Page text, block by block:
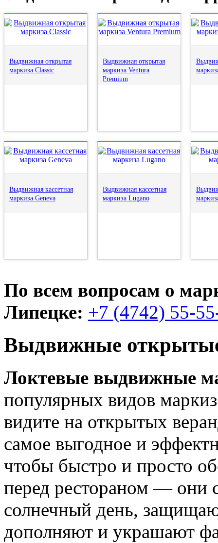
Выдвижная открытая
маркиза Classic
Выдвижная открытая
маркиза Ventura
Premium
Выдвижная кассетная
маркиза Geneva
Выдвижная кассетная
маркиза Lugano
По всем вопросам о
Липецке: +7 (4742) 55-
Выдвижные
Локтевые выдвижные
популярных видов
видите на открытых
самое выгодное и
чтобы быстро и просто
перед рестораном — они
солнечный день,
дополняют и украшают